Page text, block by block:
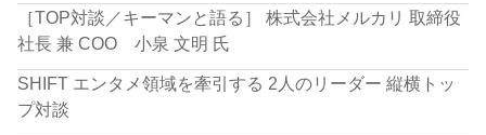
［TOP対談／キーマンと語る］ 株式会社メルカリ 取締役
社長 兼 COO 小泉 文明 氏
SHIFT エンタメ領域を牽引する 2人のリーダー 縦横トッ
プ対談